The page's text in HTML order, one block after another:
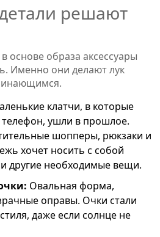
решают
основе образа аксессуары
Именно они делают лук
клатчи, в которые
ушли в прошлое.
шопперы, рюкзаки и
хочет носить с собой
и другие необходимые вещи.
Овальная форма,
оправы. Очки стали
даже если солнце не